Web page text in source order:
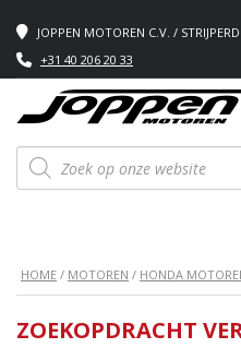
JOPPEN MOTOREN C.V. /
+31 40 206 20 33
Producten
zoeken
HOME / MOTOREN / HONDA
ZOEKOPDRACHT